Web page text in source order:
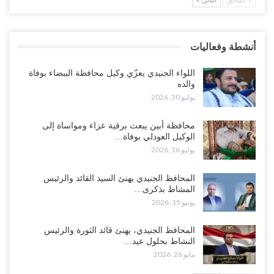
محتدم على خليفته..!
أغسطس 4, 2026
بالتهريب وعينه على المحافظ..!
أغسطس 4, 2026
تعيد تحشيد قواتها في أهم سواحل اليمن على البحر…
أغسطس 4, 2026
“الضالع“| حملة اجتثاث سعودية لأذرع الزبيدي من معقله الأبرز..!
أغسطس 4, 2026
“مقالات“| عِنْدَما يَغِيب الأَقربون.. وَتَضِيق بِلَاد الله الوَاسِعَة.. تَبْقَى صَنْعَاء
أنشطة وفعاليات
اللواء الجنيدي يعزّي وكيل محافظة الببضاء بوفاة
والده
يوليو 30, 2026
محافظة أبين يبعث برقية عزاء ومواساة إلى
الوكيل العوذلي بوفاة…
يوليو 16, 2026
المحافظ الجنيدي يهنئ السيد القائد والرئيس
المشاط بذكرى…
يونيو 15, 2026
المحافظ الجنيدي، يهنئ قائد الثورة والرئيس
النشاط بحلول عيد…
مايو 26, 2026